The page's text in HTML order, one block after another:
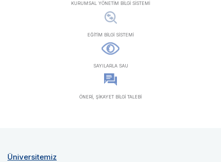
KURUMSAL YÖNETİM BİLGİ SİSTEMİ
EĞİTİM BİLGİ SİSTEMİ
SAYILARLA SAU
ÖNERİ, ŞİKAYET BİLGİ TALEBİ
Üniversitemiz